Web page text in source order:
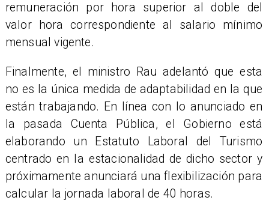
remuneración por hora superior al doble del
valor hora correspondiente al salario mínimo
mensual vigente.
Finalmente, el ministro Rau adelantó que esta
no es la única medida de adaptabilidad en la que
están trabajando. En línea con lo anunciado en
la pasada Cuenta Pública, el Gobierno está
elaborando un Estatuto Laboral del Turismo
centrado en la estacionalidad de dicho sector y
próximamente anunciará una flexibilización para
calcular la jornada laboral de 40 horas.